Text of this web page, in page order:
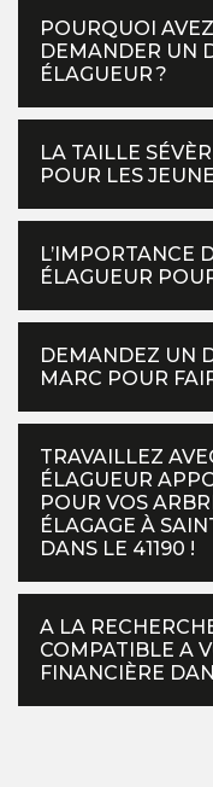
POURQUOI
DEMANDER UN
ÉLAGUEUR ?
LA TAILLE
POUR LES
L’IMPORTANCE
ÉLAGUEUR
DEMANDEZ UN
MARC POUR
TRAVAILLEZ
ÉLAGUEUR
POUR VOS
ÉLAGAGE À
DANS LE 41190 !
A LA
COMPATIBLE A
FINANCIÈRE